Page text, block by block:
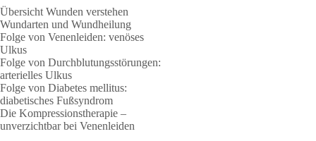
Übersicht Wunden verstehen
Wundarten und Wundheilung
Folge von Venenleiden: venöses
Ulkus
Folge von Durchblutungsstörungen:
arterielles Ulkus
Folge von Diabetes mellitus:
diabetisches Fußsyndrom
Die Kompressionstherapie –
unverzichtbar bei Venenleiden